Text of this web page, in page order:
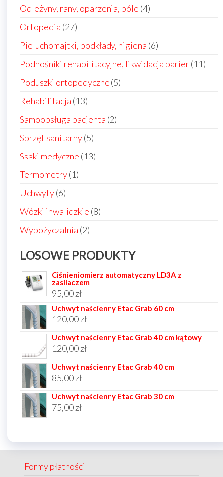
Odleżyny, rany, oparzenia, bóle 44
Ortopedia 2727
produktów
Pieluchomajtki, podkłady, higiena 66
produktów
Podnośniki rehabilitacyjne, likwidacja barier 1111
Poduszki ortopedyczne 55
Rehabilitacja 1313
produktów
Samoobsługa pacjenta 22
Sprzęt sanitarny 55
produktów
Ssaki medyczne 1313
Termometry 11
Uchwyty 66
produktów
Wózki inwalidzkie 88
Wypożyczalnia 22
LOSOWE PRODUKTY
Ciśnieniomierz automatyczny LD3A z
zasilaczem
95,00zł
Uchwyt naścienny Etac Grab 60 cm
120,00zł
Uchwyt naścienny Etac Grab 40 cm kątowy
120,00zł
Uchwyt naścienny Etac Grab 40 cm
85,00zł
Uchwyt naścienny Etac Grab 30 cm
75,00zł
Formy płatności